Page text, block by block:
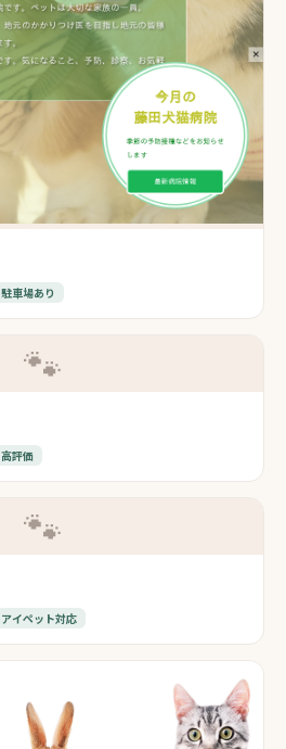
駐車場あり
🐾
高評価
🐾
アイペット対応